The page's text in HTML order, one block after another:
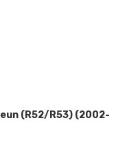
(R52/R53) (2002-